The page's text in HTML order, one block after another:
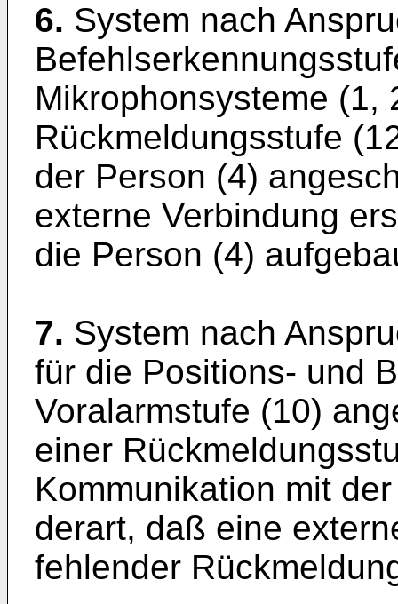
6. System nach
Mikrophonsysteme (1,
Rückmeldungsstufe
der Person (4)
externe Verbindung
die Person (4)
7. System nach
für die Positions- und
Voralarmstufe (10)
einer
Kommunikation mit
derart, daß eine
fehlender